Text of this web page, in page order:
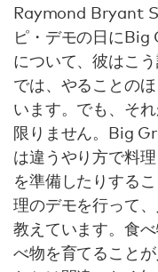
Raymond Bryant
ピ・デモの日にBig
について、彼はこ
では、やることの
います。でも、そ
限りません。Big
は違うやり方で料
を準備したりする
理のデモを行って
教えています。食
べ物を育てること